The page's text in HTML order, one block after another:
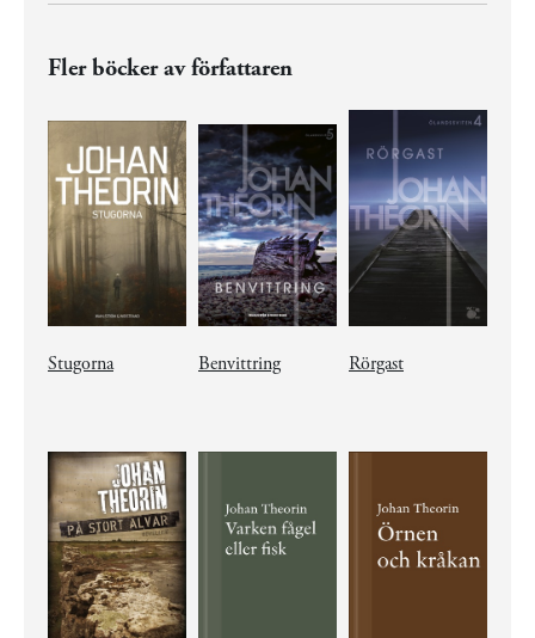
Fler böcker av författaren
Stugorna Benvittring Rörgast